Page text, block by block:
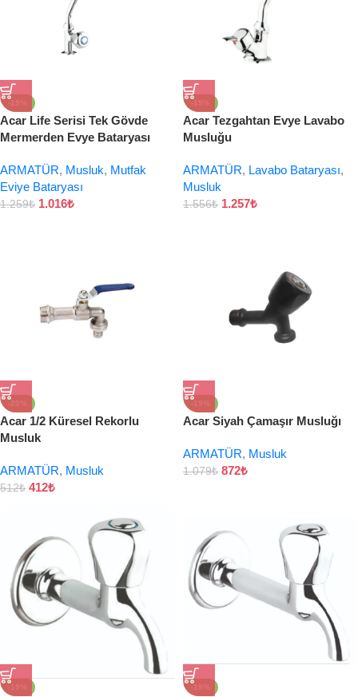
-19%
Acar Life Serisi Tek Gövde
Mermerden Evye Bataryası
ARMATÜR, Musluk, Mutfak
Eviye Bataryası
1.259₺ 1.016₺
-19%
Acar Tezgahtan Evye Lavabo
Musluğu
ARMATÜR, Lavabo Bataryası,
Musluk
1.556₺ 1.257₺
-20%
Acar 1/2 Küresel Rekorlu
Musluk
ARMATÜR, Musluk
512₺ 412₺
-19%
Acar Siyah Çamaşır Musluğı
ARMATÜR, Musluk
1.079₺ 872₺
-19% -19%